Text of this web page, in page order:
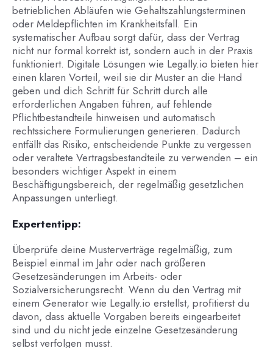
betrieblichen Abläufen wie Gehaltszahlungsterminen
oder Meldepflichten im Krankheitsfall. Ein
systematischer Aufbau sorgt dafür, dass der Vertrag
nicht nur formal korrekt ist, sondern auch in der Praxis
funktioniert. Digitale Lösungen wie Legally.io bieten hier
einen klaren Vorteil, weil sie dir Muster an die Hand
geben und dich Schritt für Schritt durch alle
erforderlichen Angaben führen, auf fehlende
Pflichtbestandteile hinweisen und automatisch
rechtssichere Formulierungen generieren. Dadurch
entfällt das Risiko, entscheidende Punkte zu vergessen
oder veraltete Vertragsbestandteile zu verwenden – ein
besonders wichtiger Aspekt in einem
Beschäftigungsbereich, der regelmäßig gesetzlichen
Anpassungen unterliegt.
Expertentipp:
Überprüfe deine Musterverträge regelmäßig, zum
Beispiel einmal im Jahr oder nach größeren
Gesetzesänderungen im Arbeits- oder
Sozialversicherungsrecht. Wenn du den Vertrag mit
einem Generator wie Legally.io erstellst, profitierst du
davon, dass aktuelle Vorgaben bereits eingearbeitet
sind und du nicht jede einzelne Gesetzesänderung
selbst verfolgen musst.